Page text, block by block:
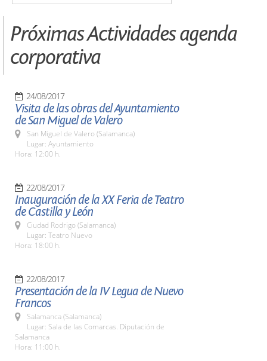
Próximas Actividades agenda
corporativa
24/08/2017
Visita de las obras del Ayuntamiento
de San Miguel de Valero
San Miguel de Valero (Salamanca)
Lugar: Ayuntamiento
Hora: 12:00 h.
22/08/2017
Inauguración de la XX Feria de Teatro
de Castilla y León
Ciudad Rodrigo (Salamanca)
Lugar: Teatro Nuevo
Hora: 18:00 h.
22/08/2017
Presentación de la IV Legua de Nuevo
Francos
Salamanca (Salamanca)
Lugar: Sala de las Comarcas. Diputación de
Salamanca
Hora: 11:00 h.